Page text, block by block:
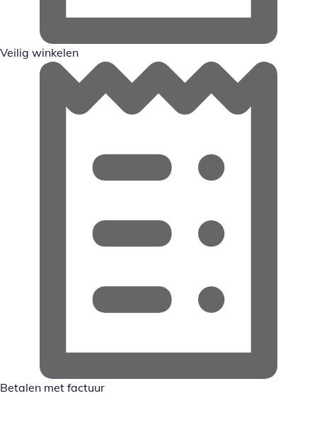
Veilig winkelen
Betalen met factuur